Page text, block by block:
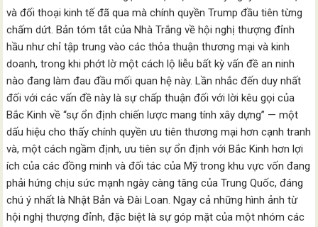
và đối thoại kinh tế đã qua mà chính quyền Trump đầu tiên từng
chấm dứt. Bản tóm tắt của Nhà Trắng về hội nghị thượng đỉnh
hầu như chỉ tập trung vào các thỏa thuận thương mại và kinh
doanh, trong khi phớt lờ một cách lộ liễu bất kỳ vấn đề an ninh
nào đang làm đau đầu mối quan hệ này. Lần nhắc đến duy nhất
đối với các vấn đề này là sự chấp thuận đối với lời kêu gọi của
Bắc Kinh về “sự ổn định chiến lược mang tính xây dựng” — một
dấu hiệu cho thấy chính quyền ưu tiên thương mại hơn cạnh tranh
và, một cách ngầm định, ưu tiên sự ổn định với Bắc Kinh hơn lợi
ích của các đồng minh và đối tác của Mỹ trong khu vực vốn đang
phải hứng chịu sức mạnh ngày càng tăng của Trung Quốc, đáng
chú ý nhất là Nhật Bản và Đài Loan. Ngay cả những hình ảnh từ
hội nghị thượng đỉnh, đặc biệt là sự góp mặt của một nhóm các